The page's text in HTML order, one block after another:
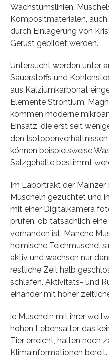
Wachstumslinien.
Kompositmaterialen,
durch Einlagerung von
Gerüst gebildet werden.
Untersucht werden unter
Sauerstoffs und
aus Kalziumkarbonat
Elemente Strontium,
kommen moderne
Einsatz, die erst seit
den
können beispielsweise
Salzgehalte bestimmt
Im Labortrakt der
Muscheln gezüchtet und
mit einer Digitalkamera
prüfen, ob tatsächlich
vorhanden ist. Manche
heimische Teichmuschel
aktiv und wachsen nur
restliche Zeit halb
schlafen. Aktivitäts- und
einander mit hoher
ie Muscheln mit ihrer
hohen Lebensalter, das
Tier erreicht, halten noch
Klimainformationen